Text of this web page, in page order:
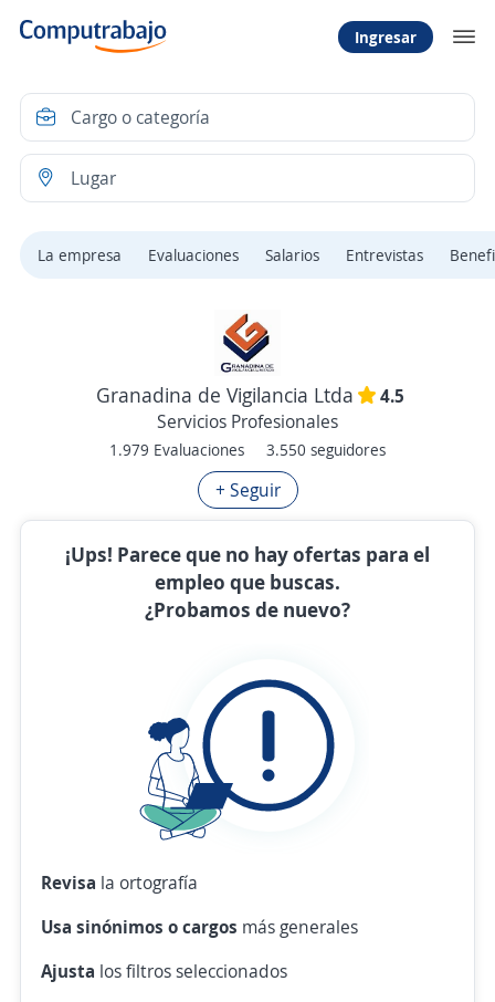
Ingresar
La empresa Evaluaciones Salarios Entrevistas
Granadina de Vigilancia Ltda
4.5
Servicios Profesionales
1.979 Evaluaciones 3.550 seguidores
+ Seguir
¡Ups! Parece que no hay ofertas para el
empleo que buscas.
¿Probamos de nuevo?
Revisa la ortografía
Usa sinónimos o cargos más generales
Ajusta los filtros seleccionados